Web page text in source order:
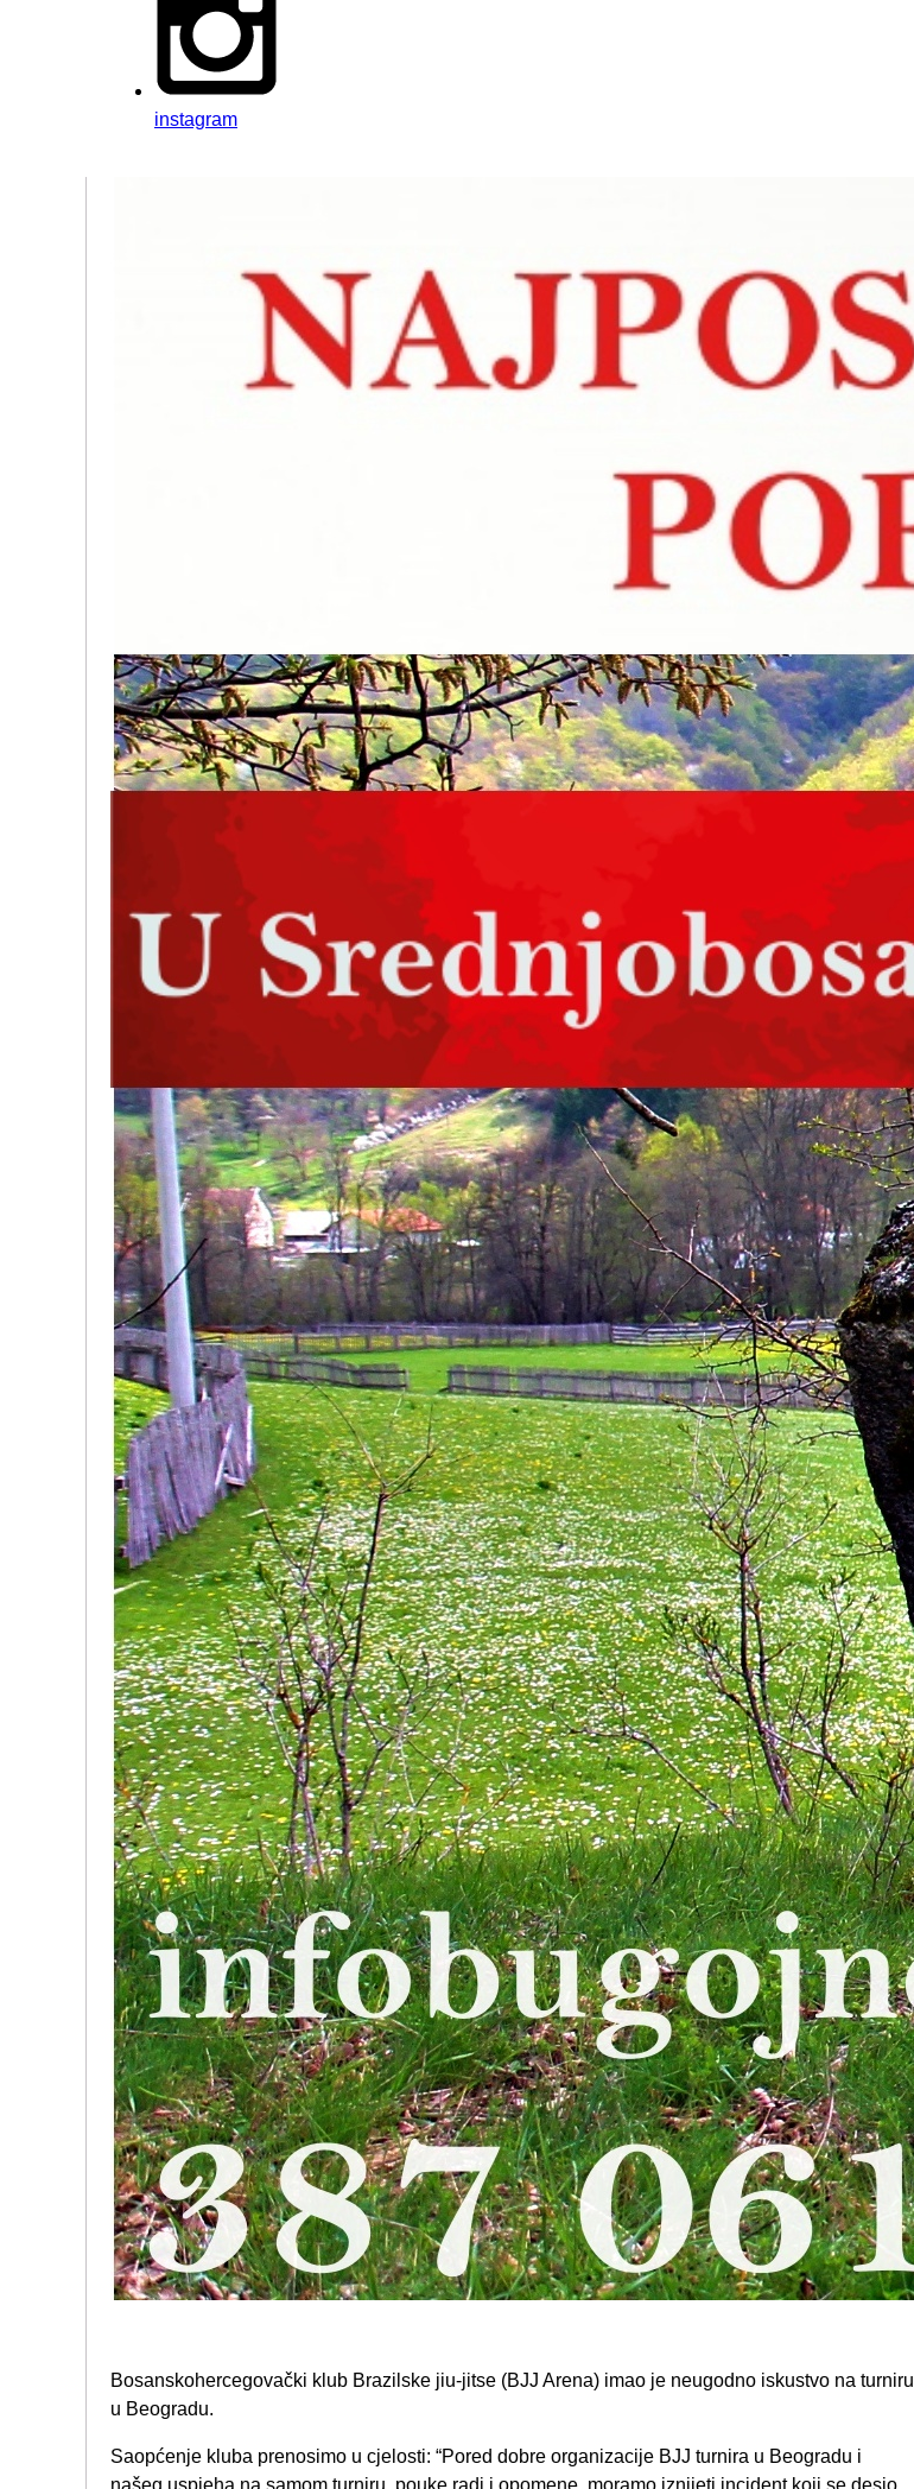
instagram
Bosanskohercegovački klub Brazilske jiu-jitse (BJJ Arena) imao je neugodno iskustvo na turniru
u Beogradu.
Saopćenje kluba prenosimo u cjelosti: “Pored dobre organizacije BJJ turnira u Beogradu i